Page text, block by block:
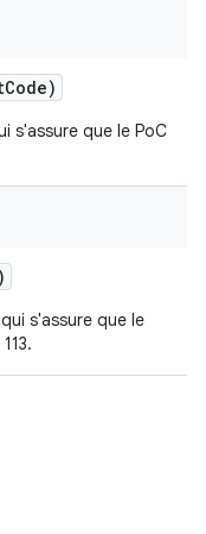
Code)
s'assure que le PoC
qui s'assure que le